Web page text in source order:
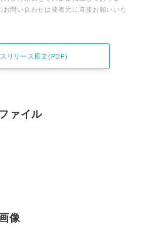
問い合わせは発表元に直接お願いいた
リリース原文(PDF)
ァイル
像